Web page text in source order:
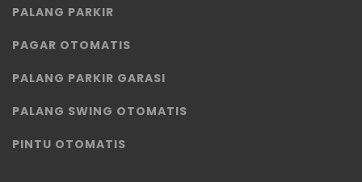
PALANG PARKIR
PAGAR OTOMATIS
PALANG PARKIR GARASI
PALANG SWING OTOMATIS
PINTU OTOMATIS